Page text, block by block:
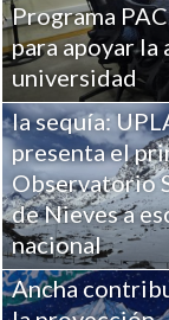
Programa
para apoyar
universidad
Ciencia para
la sequía:
presenta el
Observatorio
de Nieves a
nacional
Académicos
Universidad
Ancha